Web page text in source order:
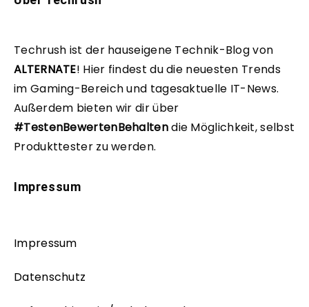
Techrush ist der hauseigene Technik-Blog von
ALTERNATE! Hier findest du die neuesten Trends
im Gaming-Bereich und tagesaktuelle IT-News.
Außerdem bieten wir dir über
#TestenBewertenBehaltendie Möglichkeit, selbst
Produkttester zu werden.
Impressum
Impressum
Datenschutz